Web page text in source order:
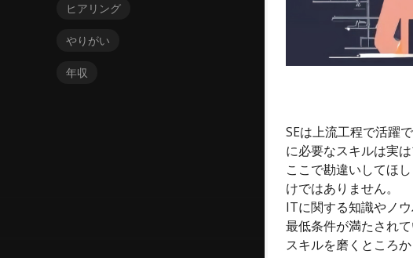
SEは上流工程で活躍
に必要なスキルは実
ここで勘違いしてほ
けではありません。
ITに関する知識やノ
最低条件が満たされ
スキルを磨くところか
ヒアリング
やりがい
年収